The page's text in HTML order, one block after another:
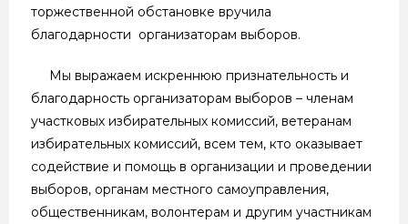
торжественной обстановке вручила
благодарности организаторам выборов.
Мы выражаем искреннюю признательность и
благодарность организаторам выборов – членам
участковых избирательных комиссий, ветеранам
избирательных комиссий, всем тем, кто оказывает
содействие и помощь в организации и проведении
выборов, органам местного самоуправления,
общественникам, волонтерам и другим участникам